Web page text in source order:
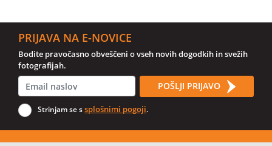
PRIJAVA NA E-NOVICE
Bodite pravočasno obveščeni o vseh novih dogodkih in svežih
fotografijah.
POŠLJI PRIJAVO
Strinjam se ssplošnimi pogoji.